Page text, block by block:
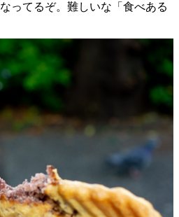
ってるぞ。難しいな「食べある